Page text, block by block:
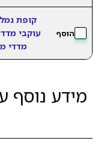
הוסף
קופת
עוקבי
מדדי
מידע נוסף